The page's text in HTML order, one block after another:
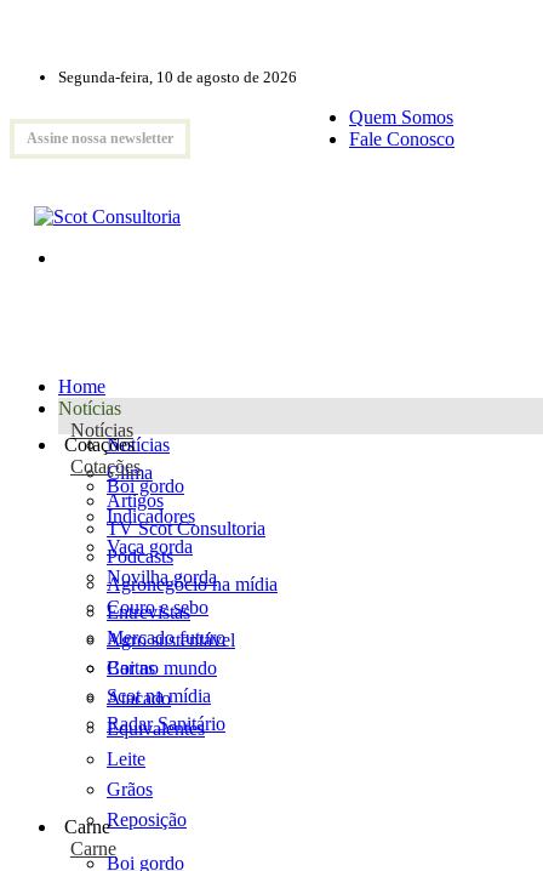
Segunda-feira, 10 de agosto de 2026
Assine nossa newsletter
Quem Somos
Fale Conosco
Home
Notícias
Notícias
Notícias
Clima
Artigos
TV Scot Consultoria
Podcasts
Agronegócio na mídia
Entrevistas
Agro sustentável
Cartas
Scot na mídia
Radar Sanitário
Cotações
Cotações
Boi gordo
Indicadores
Vaca gorda
Novilha gorda
Couro e sebo
Mercado futuro
Boi no mundo
Atacado
Equivalentes
Leite
Grãos
Reposição
Carne
Carne
Boi gordo